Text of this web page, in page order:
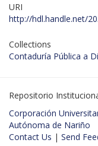
URI
http://hdl.handle.net/
Collections
Contaduría Pública a
Repositorio
Corporación
Autónoma de Nariño
Contact Us | Send